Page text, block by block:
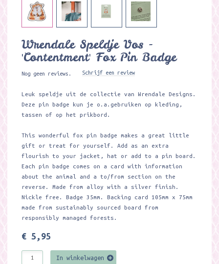
Wrendale Speldje Vos -
'Contentment' Fox Pin Badge
Nog geen reviews. Schrijf een review
Leuk speldje uit de collectie van Wrendale Designs.
Deze pin badge kun je o.a.gebruiken op kleding,
tassen of op het prikbord.
This wonderful fox pin badge makes a great little
gift or treat for yourself. Add as an extra
flourish to your jacket, hat or add to a pin board.
Each pin badge comes on a card with information
about the animal and a to/from section on the
reverse. Made from alloy with a silver finish.
Nickle free. Badge 35mm. Backing card 105mm x 75mm
made from sustainably sourced board from
responsibly managed forests.
€ 5,95
In winkelwagen